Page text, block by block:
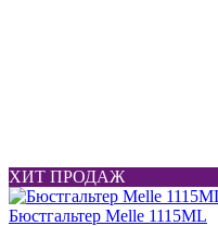
ХИТ ПРОДАЖ
Бюстгальтер Melle 1115ML